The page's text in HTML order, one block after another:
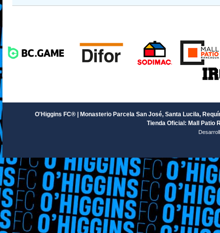
O'Higgins FC® | Monasterio Parcela San José, Santa Lucila,
Tienda Oficial: Mall Patio